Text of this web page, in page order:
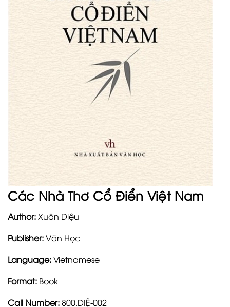
Các Nhà Thơ Cổ Điển Việt Nam
Author:Xuân Diệu
Publisher:Văn Học
Language:Vietnamese
Format: Book
Call Number:800.DIỆ-002